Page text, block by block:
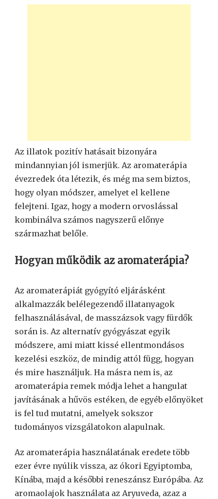
Az illatok pozitív hatásait bizonyára
mindannyian jól ismerjük. Az aromaterápia
évezredek óta létezik, és még ma sem biztos,
hogy olyan módszer, amelyet el kellene
felejteni. Igaz, hogy a modern orvoslással
kombinálva számos nagyszerű előnye
származhat belőle.
Hogyan működik az aromaterápia?
Az aromaterápiát gyógyító eljárásként
alkalmazzák belélegezendő illatanyagok
felhasználásával, de masszázsok vagy fürdők
során is. Az alternatív gyógyászat egyik
módszere, ami miatt kissé ellentmondásos
kezelési eszköz, de mindig attól függ, hogyan
és mire használjuk. Ha másra nem is, az
aromaterápia remek módja lehet a hangulat
javításának a hűvös estéken, de egyéb előnyöket
is fel tud mutatni, amelyek sokszor
tudományos vizsgálatokon alapulnak.
Az aromaterápia használatának eredete több
ezer évre nyúlik vissza, az ókori Egyiptomba,
Kínába, majd a későbbi reneszánsz Európába. Az
aromaolajok használata az Aryuveda, azaz a